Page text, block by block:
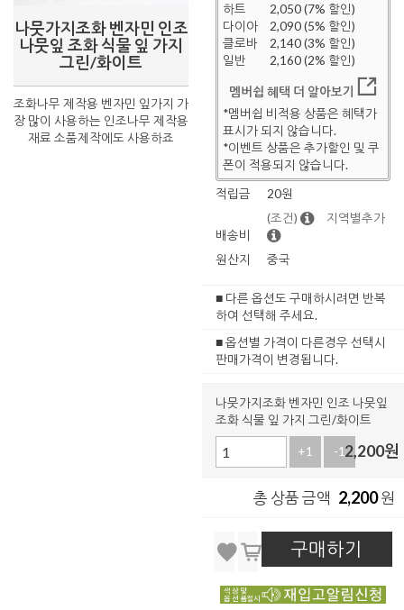
나뭇가지조화 벤자민 인조
나뭇잎 조화 식물 잎 가지
그린/화이트
조화나무 제작용 벤자민 잎가지 가
장 많이 사용하는 인조나무 제작용
재료 소품제작에도 사용하죠
하트
2,050 (7% 할인)
다이아
2,090 (5% 할인)
클로바
2,140 (3% 할인)
일반
2,160 (2% 할인)
멤버쉽 혜택 더 알아보기
*멤버쉽 비적용 상품은 혜택가
표시가 되지 않습니다.
*이벤트 상품은 추가할인 및 쿠
폰이 적용되지 않습니다.
적립금
20원
배송비
(조건) 지역별추가
원산지 중국
■ 다른 옵션도 구매하시려면 반복
하여 선택해 주세요.
■ 옵션별 가격이 다른경우 선택시
판매가격이 변경됩니다.
나뭇가지조화 벤자민 인조 나뭇잎
조화 식물 잎 가지 그린/화이트
+1 -12,200원
총 상품 금액 2,200원
구매하기